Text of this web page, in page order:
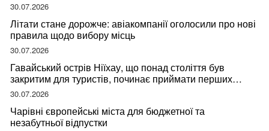
30.07.2026
Літати стане дорожче: авіакомпанії оголосили про нові
правила щодо вибору місць
30.07.2026
Гавайський острів Ніїхау, що понад століття був
закритим для туристів, починає приймати перших
відвідувачів
30.07.2026
Чарівні європейські міста для бюджетної та
незабутньої відпустки